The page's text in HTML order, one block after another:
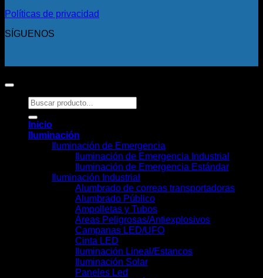
Políticas de privacidad
SÍGUENOS
Buscar
por:
Inicio
Iluminación
Iluminación de Emergencia
Iluminación de Emergencia Industrial
Iluminación de Emergencia Estándar
Iluminación Industrial
Alumbrado de correas transportadoras
Alumbrado Público
Ampolletas y Tubos
Áreas Peligrosas/Antiexplosivos
Campanas LED/UFO
Cinta LED
Iluminación Lineal/Estancos
Iluminación Solar
Paneles Led